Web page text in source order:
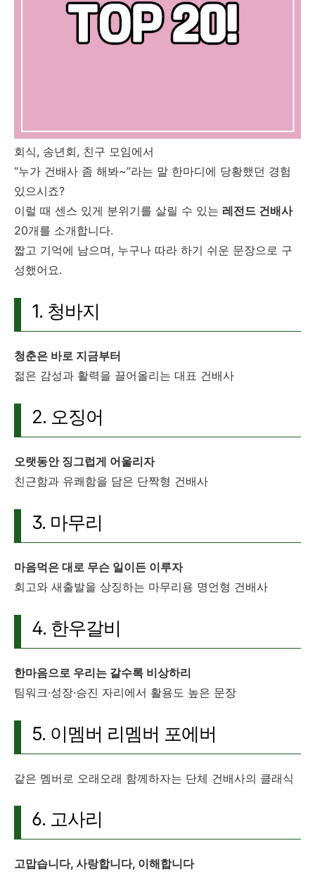
회식, 송년회, 친구 모임에서
“누가 건배사 좀 해봐~”라는 말 한마디에 당황했던 경험
있으시죠?
이럴 때 센스 있게 분위기를 살릴 수 있는 레전드 건배사
20개를 소개합니다.
짧고 기억에 남으며, 누구나 따라 하기 쉬운 문장으로 구
성했어요.
1. 청바지
청춘은 바로 지금부터
젊은 감성과 활력을 끌어올리는 대표 건배사
2. 오징어
오랫동안 징그럽게 어울리자
친근함과 유쾌함을 담은 단짝형 건배사
3. 마무리
마음먹은 대로 무슨 일이든 이루자
회고와 새출발을 상징하는 마무리용 명언형 건배사
4. 한우갈비
한마음으로 우리는 갈수록 비상하리
팀워크·성장·승진 자리에서 활용도 높은 문장
5. 이멤버 리멤버 포에버
같은 멤버로 오래오래 함께하자는 단체 건배사의 클래식
6. 고사리
고맙습니다, 사랑합니다, 이해합니다